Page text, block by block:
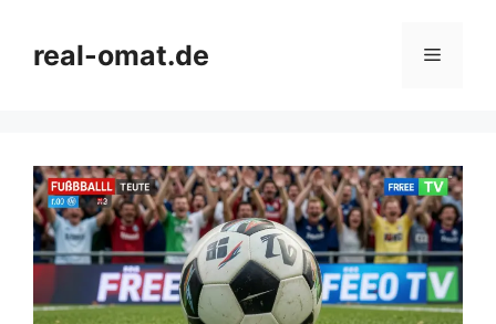
contentreal-omat.de Menu